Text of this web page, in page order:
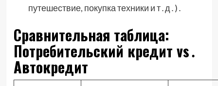
путешествие, покупка техники и т․д․)․
Сравнительная таблица:
Потребительский кредит vs․
Автокредит